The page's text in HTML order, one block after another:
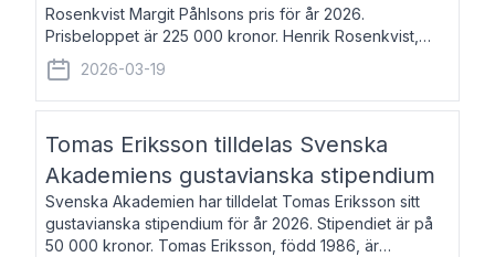
Rosenkvist Margit Påhlsons pris för år 2026.
Prisbeloppet är 225 000 kronor. Henrik Rosenkvist,
född 1965, är professor i nordiska språk vid Göteborgs
universitet. Han disputerade 2004 på avhan
2026-03-19
Tomas Eriksson tilldelas Svenska
Akademiens gustavianska stipendium
Svenska Akademien har tilldelat Tomas Eriksson sitt
gustavianska stipendium för år 2026. Stipendiet är på
50 000 kronor. Tomas Eriksson, född 1986, är